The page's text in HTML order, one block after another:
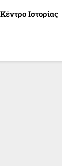
Κέντρο Ιστορίας